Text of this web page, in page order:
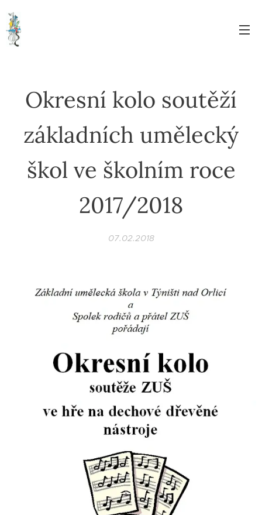
Okresní kolo soutěží
základních umělecký
škol ve školním roce
2017/2018
07.02.2018